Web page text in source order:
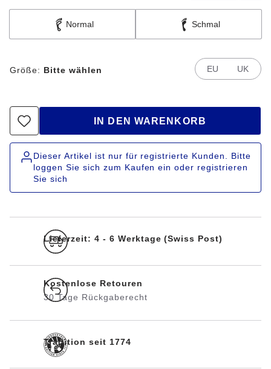
Normal Schmal
Größe: Bitte wählen EU UK
IN DEN WARENKORB
Dieser Artikel ist nur für registrierte Kunden. Bitte
loggen Sie sich zum Kaufen ein oder registrieren
Sie sich
Lieferzeit: 4 - 6 Werktage (Swiss Post)
Kostenlose Retouren
30 Tage Rückgaberecht
Tradition seit 1774